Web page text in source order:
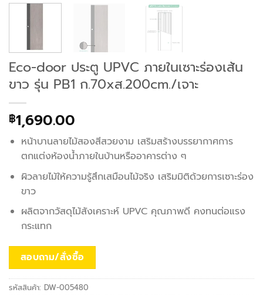
Eco-door ประตู UPVC ภายในเซาะร่องเส้น
ขาว รุ่น PB1 ก.70xส.200cm./เจาะ
฿1,690.00
หน้าบานลายไม้สองสีสวยงาม เสริมสร้างบรรยากาศการ
ตกแต่งห้องน้ำภายในบ้านหรืออาคารต่าง ๆ
ผิวลายไม้ให้ความรู้สึกเสมือนไม้จริง เสริมมิติด้วยการเซาะร่อง
ขาว
ผลิตจากวัสดุไม้สังเคราะห์ UPVC คุณภาพดี คงทนต่อแรง
กระแทก
สอบถาม/สั่งซื้อ
รหัสสินค้า: DW-005480